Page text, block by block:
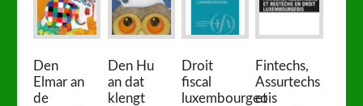
Den
Elmar an
de
Den Hu
an dat
klengt
Droit
fiscal
luxembourgeois
Fintechs,
Assurtechs
et